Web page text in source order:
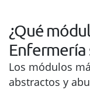
¿Qué
Enfermería
Los módulos
abstractos y